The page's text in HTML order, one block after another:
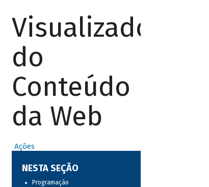
Visualizador
do
Conteúdo
da Web
Ações
NESTA SEÇÃO
Programação